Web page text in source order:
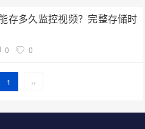
异常(1)
SSD缓存(1)
NAS设备(1)
存多久监控视频？完整存储时
0 0
1 ››